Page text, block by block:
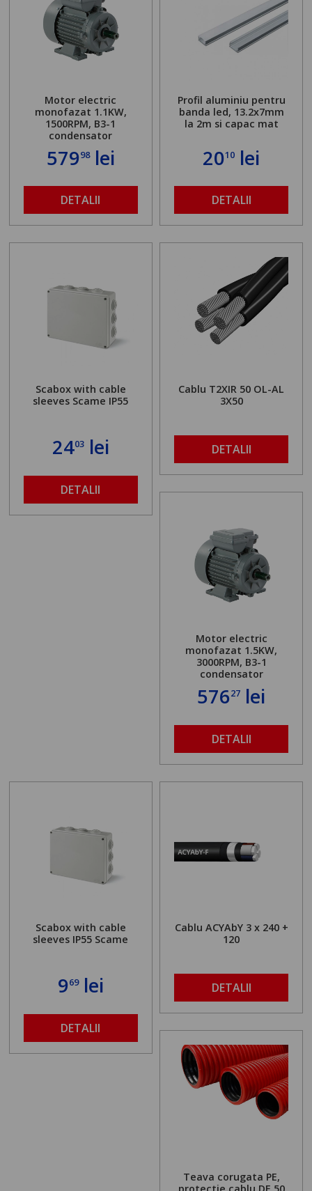
Motor electric
monofazat 1.1KW,
1500RPM, B3-1
condensator
57998lei
DETALII
Profil aluminiu pentru
banda led, 13.2x7mm
la 2m si capac mat
2010 lei
DETALII
Scabox with cable
sleeves Scame IP55
2403lei
DETALII
Cablu T2XIR 50 OL-AL
3X50
DETALII
Motor electric
monofazat 1.5KW,
3000RPM, B3-1
condensator
57627 lei
DETALII
Scabox with cable
sleeves IP55 Scame
969lei
DETALII
Cablu ACYAbY 3 x 240 +
120
DETALII
Teava corugata PE,
protectie cablu DE 50